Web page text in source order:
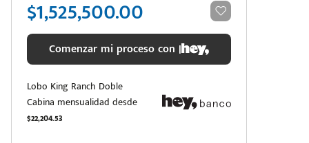
$1,525,500.00
Comenzar mi proceso con |
Lobo King Ranch Doble
Cabina mensualidad desde
$22,204.53